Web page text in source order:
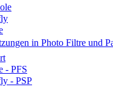
in Photo Filtre und
- PFS
- PSP